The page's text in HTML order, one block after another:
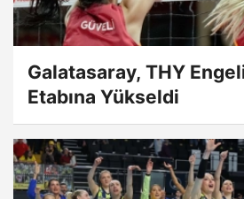
Galatasaray, THY
Etabına Yükseldi